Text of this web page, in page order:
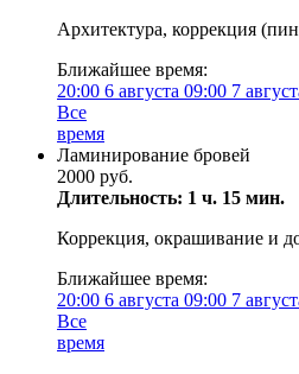
Архитектура, коррекция
Ближайшее время:
20:00 6 августа 09:00 7
Все
время
Ламинирование бровей
2000 руб.
Длительность: 1 ч. 15 мин.
Коррекция, окрашивание и
Ближайшее время:
20:00 6 августа 09:00 7
Все
время